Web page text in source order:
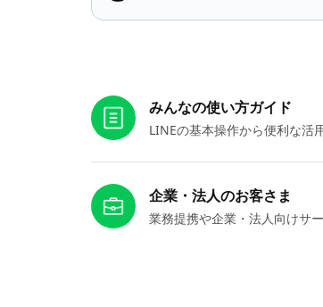
みんなの使い方ガイド
LINEの基本操作から便利な活
企業・法人のお客さま
業務提携や企業・法人向けサ